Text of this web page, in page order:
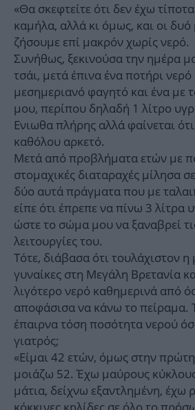
«Θα σκεφτείτε ότι δεν έχω
καμήλα, αλλά κι όμως, και οι
ζήσουμε επί μακρόν χωρίς νερό.
Συνήθως, ξεκινούσα την ημέρα
τσάι, μετά έπινα ένα ποτήρι νερό
μεσημεριανό φαγητό και ένα με
μου, περίπου δηλαδή 1 λίτρο
Ενιωθα πλήρης αλλά φαίνεται
καθόλου αρκετό.
Μετά από προβλήματα ετών με
στομαχικές διαταραχές μίλησα
δύο αυτά πράγματα που με
είπε ότι έπρεπε να πίνω 3 λίτρα
ώστε το σώμα μου να ξαναβρεί
λειτουργίες του.
Τότε, διάβασα ότι τουλάχιστον η
γυναίκες στη Μεγάλη Βρετανία
λιγότερο νερό καθημερινά από
αποφάσισα να κάνω το πείραμα.
έπαιρνα τόση ποσότητα νερού
γιατρός;
«Είμαι 42 ετών, όμως στην
μοιάζω 52. Έχω μαύρους
μάτια, δείχνω εξαντλημένη, έχω